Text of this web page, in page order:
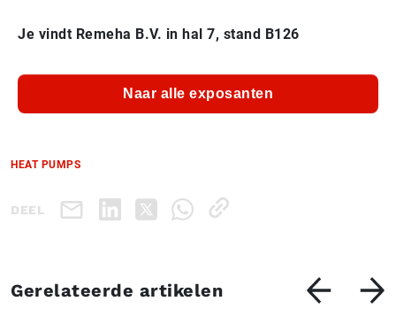
Je vindt Remeha B.V. in hal 7, stand B126
Naar alle exposanten
HEAT PUMPS
DEEL
Gerelateerde artikelen